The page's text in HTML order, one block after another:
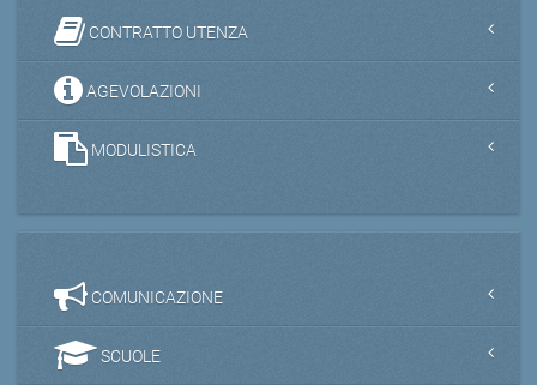
CONTRATTO UTENZA
AGEVOLAZIONI
MODULISTICA
COMUNICAZIONE
SCUOLE